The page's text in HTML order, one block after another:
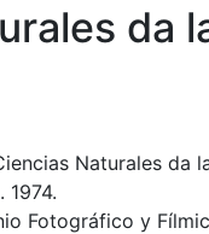
da
Naturales da
1974.
Fotográfico y